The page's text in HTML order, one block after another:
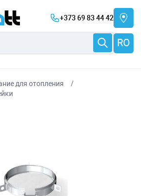
+373 69 83 44 42
RO
для отопления